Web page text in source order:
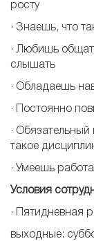
росту
· Знаешь, что
· Любишь
слышать
· Обладаешь
· Постоянно
· Обязательный
такое
· Умеешь
Условия
· Пятидневная
выходные: